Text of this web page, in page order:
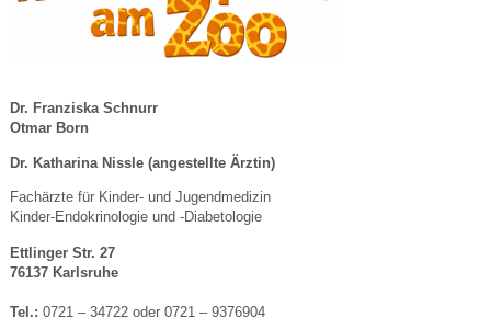
Dr. Franziska Schnurr
Otmar Born
Dr. Katharina Nissle (angestellte Ärztin)
Fachärzte für Kinder- und Jugendmedizin
Kinder-Endokrinologie und -Diabetologie
Ettlinger Str. 27
76137 Karlsruhe
Tel.: 0721 ‒ 34722 oder 0721 ‒ 9376904